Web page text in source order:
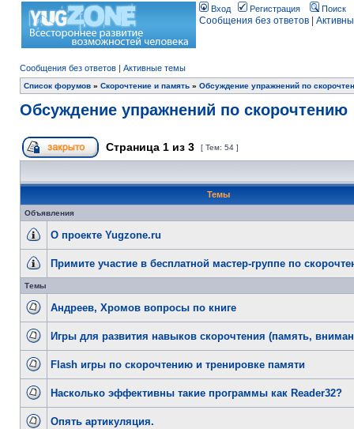
Вход Регистрация Поиск
Сообщения без ответов
Сообщения без ответов | Активные темы
Список форумов » Скорочтение и память » Обсуждение упражнений по
Обсуждение упражнений по скорочтению
Страница 1 из 3 [ Тем: 54 ]
Темы
Объявления
О проекте Yugzone.ru
Примите участие в бесплатной мастер-группе по
Темы
Андреев, Хромов вопросы по книге
Игры для развития навыков скорочтения (память,
Flash игры по скорочтению и тренировке памяти
Насколько эффективны такие программы как Reader32?
Опять артикуляция.